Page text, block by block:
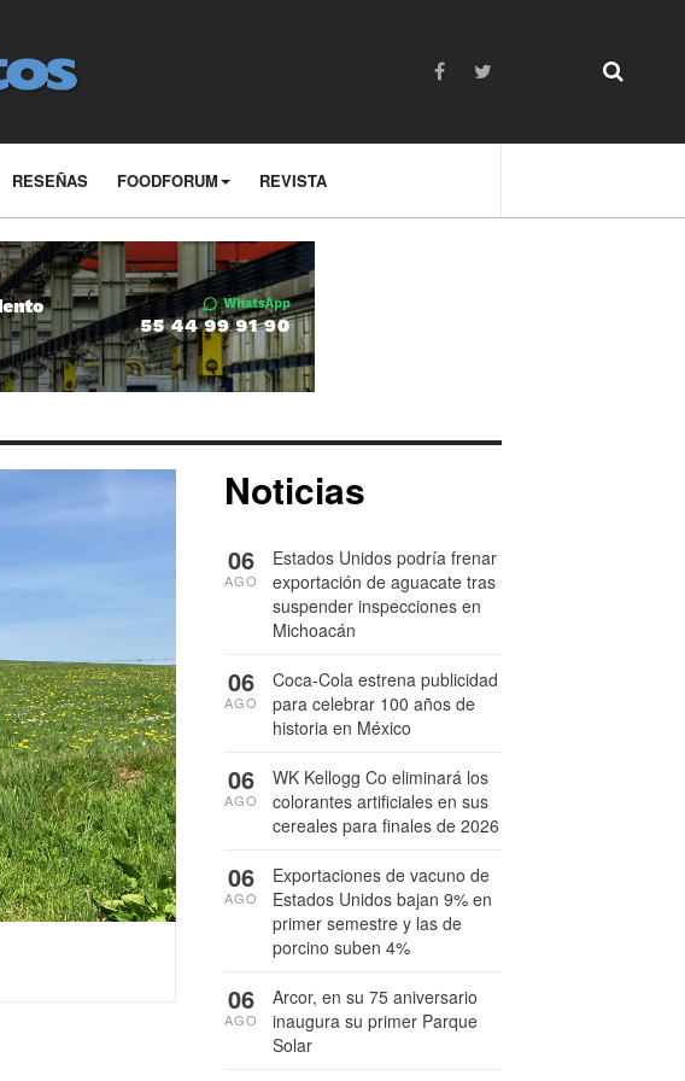
RESEÑAS FOODFORUM REVISTA
Noticias
Estados Unidos podría frenar
exportación de aguacate tras
suspender inspecciones en
Michoacán
06
AGO
Coca-Cola estrena publicidad
para celebrar 100 años de
historia en México
06
AGO
WK Kellogg Co eliminará los
colorantes artificiales en sus
cereales para finales de 2026
06
AGO
Exportaciones de vacuno de
Estados Unidos bajan 9% en
primer semestre y las de
porcino suben 4%
06
AGO
Arcor, en su 75 aniversario
inaugura su primer Parque
Solar
06
AGO